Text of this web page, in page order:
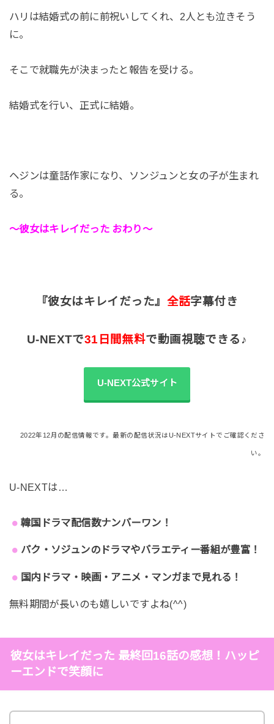
ハリは結婚式の前に前祝いしてくれ、2人とも泣きそう
に。
そこで就職先が決まったと報告を受ける。
結婚式を行い、正式に結婚。
ヘジンは童話作家になり、ソンジュンと女の子が生まれ
る。
～彼女はキレイだった おわり～
『彼女はキレイだった』 全話字幕付き
U-NEXTで31日間無料で動画視聴できる♪
U-NEXT公式サイト
2022年12月の配信情報です。最新の配信状況はU-NEXTサイトでご確認くださ
い。
U-NEXTは…
韓国ドラマ配信数ナンバーワン！
パク・ソジュンのドラマやバラエティー番組が豊富！
国内ドラマ・映画・アニメ・マンガまで見れる！
無料期間が長いのも嬉しいですよね(^^)
彼女はキレイだった 最終回16話の感想！ハッピ
ーエンドで笑顔に